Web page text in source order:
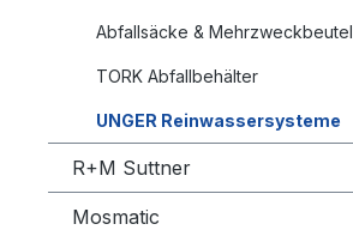
Abfallsäcke & Mehrzweckbeutel
TORK Abfallbehälter
UNGER Reinwassersysteme
R+M Suttner
Mosmatic